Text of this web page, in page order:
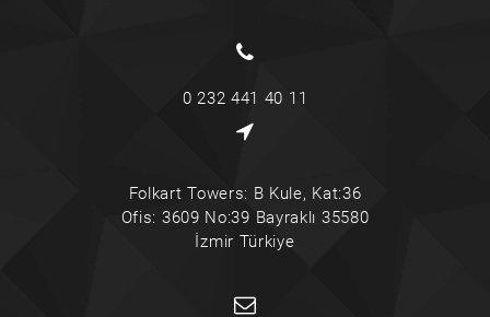
0 232 441 40 11
Folkart Towers: B Kule, Kat:36
Ofis: 3609 No:39 Bayraklı 35580
İzmir Türkiye